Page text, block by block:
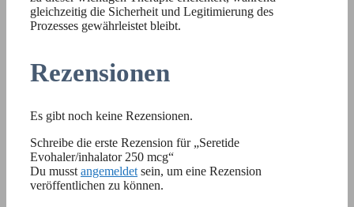
gleichzeitig die Sicherheit und Legitimierung des
Prozesses gewährleistet bleibt.
Rezensionen
Es gibt noch keine Rezensionen.
Schreibe die erste Rezension für „Seretide
Evohaler/inhalator 250 mcg“
Du musst angemeldet sein, um eine Rezension
veröffentlichen zu können.